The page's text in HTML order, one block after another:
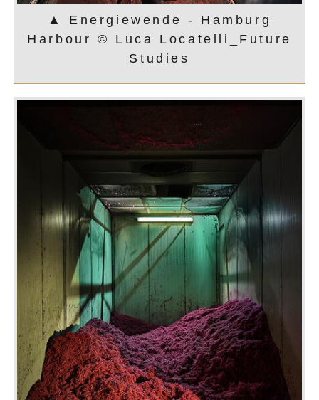
▲ Energiewende - Hamburg
Harbour © Luca Locatelli_Future
Studies